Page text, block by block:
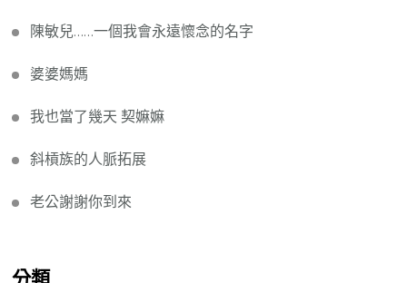
陳敏兒……一個我會永遠懷念的名字
婆婆媽媽
我也當了幾天 契嫲嫲
斜槓族的人脈拓展
老公謝謝你到來